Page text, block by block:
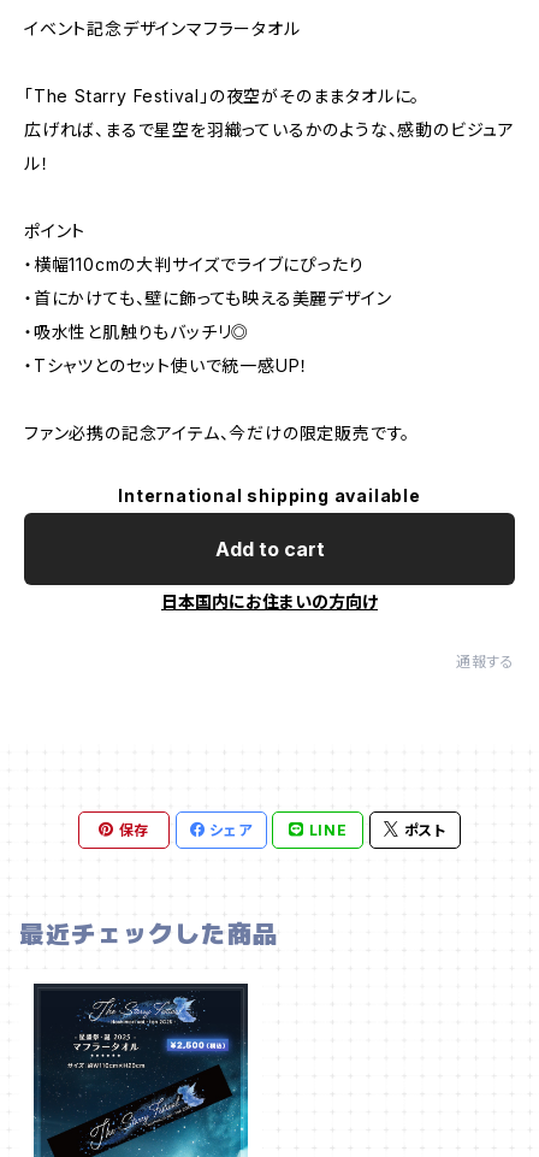
イベント記念デザインマフラータオル
「The Starry Festival」の夜空がそのままタオルに。
広げれば、まるで星空を羽織っているかのような、感動のビジュア
ル！
ポイント
・横幅110cmの大判サイズでライブにぴったり
・首にかけても、壁に飾っても映える美麗デザイン
・吸水性と肌触りもバッチリ◎
・Tシャツとのセット使いで統一感UP！
ファン必携の記念アイテム、今だけの限定販売です。
International shipping available
Add to cart
日本国内にお住まいの方向け
通報する
保存 シェア LINE ポスト
最近チェックした商品